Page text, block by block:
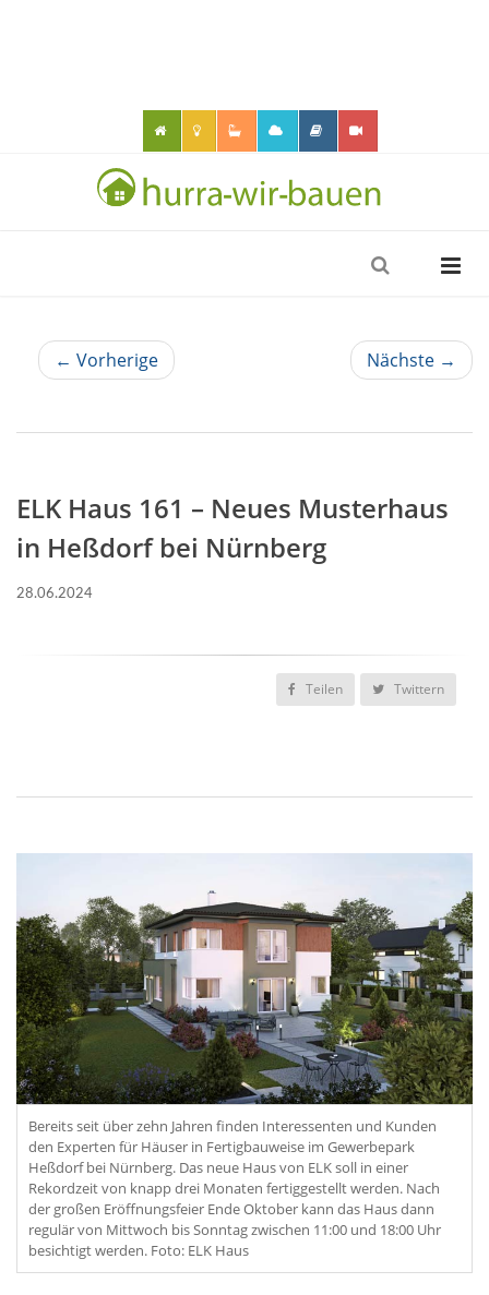
← Vorherige Nächste →
ELK Haus 161 – Neues Musterhaus
in Heßdorf bei Nürnberg
28.06.2024
Teilen Twittern
Bereits seit über zehn Jahren finden Interessenten und Kunden
den Experten für Häuser in Fertigbauweise im Gewerbepark
Heßdorf bei Nürnberg. Das neue Haus von ELK soll in einer
Rekordzeit von knapp drei Monaten fertiggestellt werden. Nach
der großen Eröffnungsfeier Ende Oktober kann das Haus dann
regulär von Mittwoch bis Sonntag zwischen 11:00 und 18:00 Uhr
besichtigt werden. Foto: ELK Haus